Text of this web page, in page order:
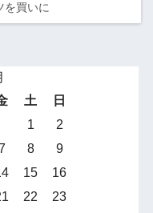
を買いに
土
日
1
2
8
9
15
16
22
23